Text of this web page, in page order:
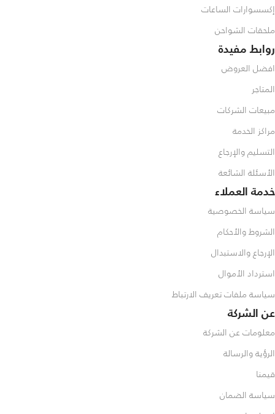
إكسسوارات الساعات
ملحقات الشواحن
روابط مفيدة
افضل العروض
المتاجر
مبيعات الشركات
مراكز الخدمة
التسليم والإرجاع
الأسئلة الشائعة
خدمة العملاء
سياسة الخصوصية
الشروط والأحكام
الإرجاع والاستبدال
استرداد الأموال
سياسة ملفات تعريف الارتباط
عن الشركة
معلومات عن الشركة
الرؤية والرسالة
قيمنا
سياسة الضمان